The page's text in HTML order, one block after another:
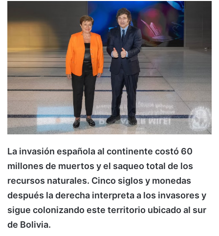
La invasión española al continente costó 60
millones de muertos y el saqueo total de los
recursos naturales. Cinco siglos y monedas
después la derecha interpreta a los invasores y
sigue colonizando este territorio ubicado al sur
de Bolivia.